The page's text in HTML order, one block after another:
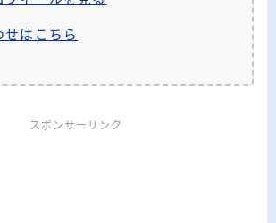
はこちら
スポンサーリンク